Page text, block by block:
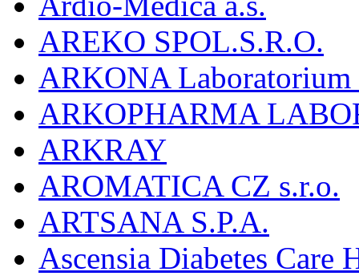
AREKO SPOL.S.R.O.
ARKONA
ARKOPHARMA
ARKRAY
AROMATICA CZ s.r.o.
ARTSANA S.P.A.
Ascensia Diabetes Care